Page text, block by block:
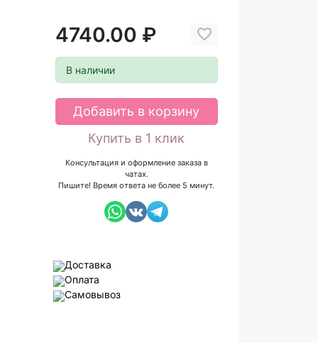
4740.00 ₽
В наличии
Добавить в корзину
Купить в 1 клик
Консультация и оформление заказа в
чатах.
Пишите! Время ответа не более 5 минут.
Доставка
Оплата
Самовывоз